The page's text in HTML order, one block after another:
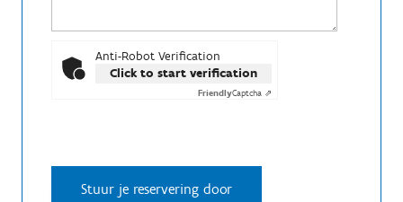
Anti-Robot Verification
Click to start verification
FriendlyCaptcha ⇗